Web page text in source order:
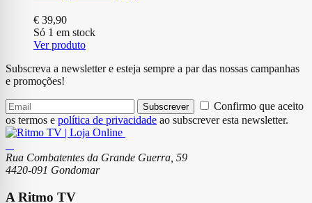
€ 39,90
Só 1 em stock
Ver produto
Subscreva a newsletter e esteja sempre a par das nossas campanhas
e promoções!
Subscrever
Confirmo que aceito
os termos e política de privacidade ao subscrever esta newsletter.
Rua Combatentes da Grande Guerra, 59
4420-091 Gondomar
A Ritmo TV